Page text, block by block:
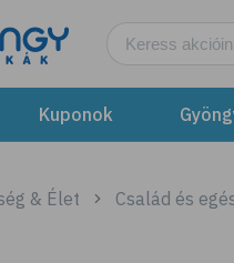
Kuponok
& Élet Család és